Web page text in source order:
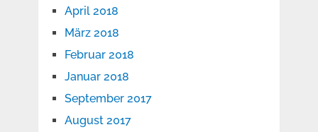
April 2018
März 2018
Februar 2018
Januar 2018
September 2017
August 2017